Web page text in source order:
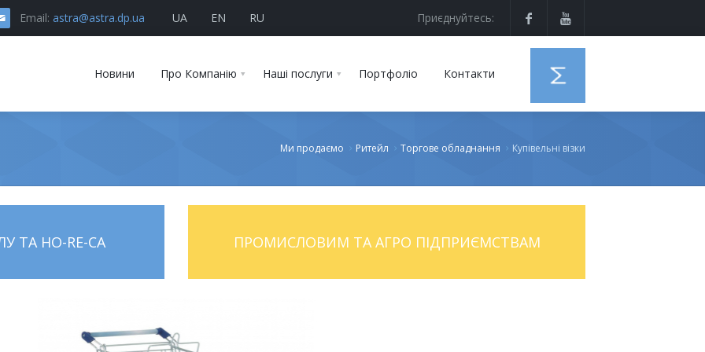
Email: astra@astra.dp.ua UA EN RU Приєднуйтесь:
Новини Про Компанію Наші послуги Портфоліо Контакти
Ми продаємо Ритейл Торгове обладнання Купівельні візки
ТА HO-RE-CA ПРОМИСЛОВИМ ТА АГРО ПІДПРИЄМСТВАМ